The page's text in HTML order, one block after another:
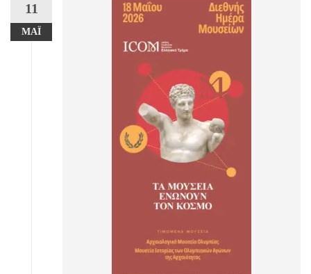
11
ΜΆΙ